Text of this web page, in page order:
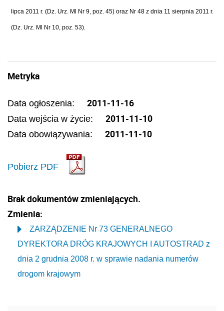
lipca 2011 r. (Dz. Urz. Ml Nr 9, poz. 45) oraz Nr 48 z dnia 11 sierpnia 2011 r.
(Dz. Urz. Ml Nr 10, poz. 53).
Metryka
Data ogłoszenia: 2011-11-16
Data wejścia w życie: 2011-11-10
Data obowiązywania: 2011-11-10
Pobierz PDF
Brak dokumentów zmieniających.
Zmienia:
ZARZĄDZENIE Nr 73 GENERALNEGO
DYREKTORA DRÓG KRAJOWYCH I AUTOSTRAD z
dnia 2 grudnia 2008 r. w sprawie nadania numerów
drogom krajowym